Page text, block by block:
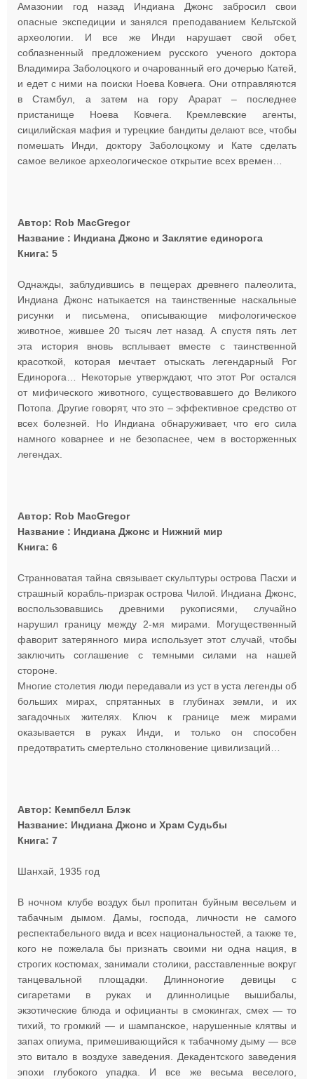
Амазонии год назад Индиана Джонс забросил свои
опасные экспедиции и занялся преподаванием Кельтской
археологии. И все же Инди нарушает свой обет,
соблазненный предложением русского ученого доктора
Владимира Заболоцкого и очарованный его дочерью Катей,
и едет с ними на поиски Ноева Ковчега. Они отправляются
в Стамбул, а затем на гору Арарат – последнее
пристанище Ноева Ковчега. Кремлевские агенты,
сицилийская мафия и турецкие бандиты делают все, чтобы
помешать Инди, доктору Заболоцкому и Кате сделать
самое великое археологическое открытие всех времен…
Автор: Rob MacGregor
Название : Индиана Джонс и Заклятие единорога
Книга: 5
Однажды, заблудившись в пещерах древнего палеолита,
Индиана Джонс натыкается на таинственные наскальные
рисунки и письмена, описывающие мифологическое
животное, жившее 20 тысяч лет назад. А спустя пять лет
эта история вновь всплывает вместе с таинственной
красоткой, которая мечтает отыскать легендарный Рог
Единорога… Некоторые утверждают, что этот Рог остался
от мифического животного, существовавшего до Великого
Потопа. Другие говорят, что это – эффективное средство от
всех болезней. Но Индиана обнаруживает, что его сила
намного коварнее и не безопаснее, чем в восторженных
легендах.
Автор: Rob MacGregor
Название : Индиана Джонс и Нижний мир
Книга: 6
Странноватая тайна связывает скульптуры острова Пасхи и
страшный корабль-призрак острова Чилой. Индиана Джонс,
воспользовавшись древними рукописями, случайно
нарушил границу между 2-мя мирами. Могущественный
фаворит затерянного мира использует этот случай, чтобы
заключить соглашение с темными силами на нашей
стороне.
Многие столетия люди передавали из уст в уста легенды об
больших мирах, спрятанных в глубинах земли, и их
загадочных жителях. Ключ к границе меж мирами
оказывается в руках Инди, и только он способен
предотвратить смертельно столкновение цивилизаций…
Автор: Кемпбелл Блэк
Название: Индиана Джонс и Храм Судьбы
Книга: 7
Шанхай, 1935 год
В ночном клубе воздух был пропитан буйным весельем и
табачным дымом. Дамы, господа, личности не самого
респектабельного вида и всех национальностей, а также те,
кого не пожелала бы признать своими ни одна нация, в
строгих костюмах, занимали столики, расставленные вокруг
танцевальной площадки. Длинноногие девицы с
сигаретами в руках и длиннолицые вышибалы,
экзотические блюда и официанты в смокингах, смех — то
тихий, то громкий — и шампанское, нарушенные клятвы и
запах опиума, примешивающийся к табачному дыму — все
это витало в воздухе заведения. Декадентского заведения
эпохи глубокого упадка. И все же весьма веселого,